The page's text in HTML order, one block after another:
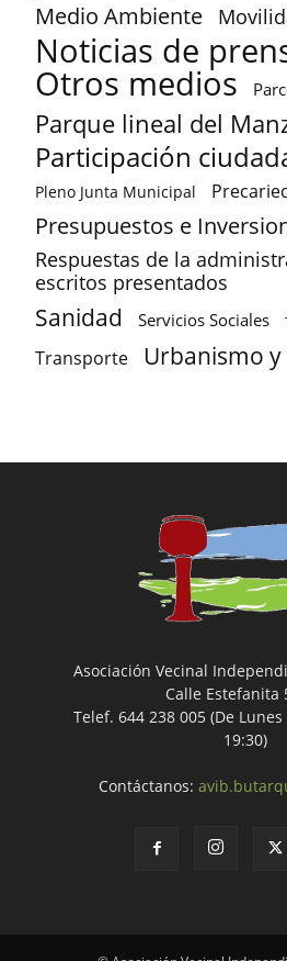
Medio Ambiente
Noticias de
Otros medios
Parque lineal del
Participación
Pleno Junta Municipal
Presupuestos e
Respuestas de la
escritos presentados
Sanidad Servicios Sociales
Transporte Urbanismo y
Asociación Vecinal
Calle Estefanita
Telef. 644 238 005 (De
19:30)
Contáctanos: